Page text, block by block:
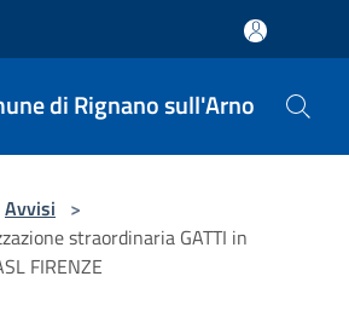
di Rignano sull'Arno
Avvisi >
straordinaria GATTI in
FIRENZE